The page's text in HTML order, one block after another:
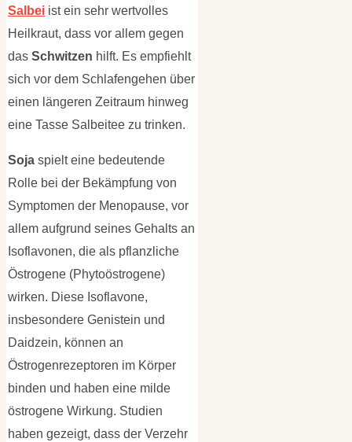
Salbeiist ein sehr wertvolles
Heilkraut, dass vor allem gegen
das Schwitzen hilft. Es empfiehlt
sich vor dem Schlafengehen über
einen längeren Zeitraum hinweg
eine Tasse Salbeitee zu trinken.
Sojaspielt eine bedeutende
Rolle bei der Bekämpfung von
Symptomen der Menopause, vor
allem aufgrund seines Gehalts an
Isoflavonen, die als pflanzliche
Östrogene (Phytoöstrogene)
wirken. Diese Isoflavone,
insbesondere Genistein und
Daidzein, können an
Östrogenrezeptoren im Körper
binden und haben eine milde
östrogene Wirkung. Studien
haben gezeigt, dass der Verzehr